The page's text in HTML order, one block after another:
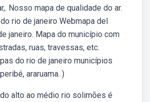
Nosso mapa de qualidade do ar.
rio de janeiro Webmapa del
janeiro. Mapa do município com
ruas, travessas, etc.
do rio de janeiro municípios
araruama. )
alto ao médio rio solimões é